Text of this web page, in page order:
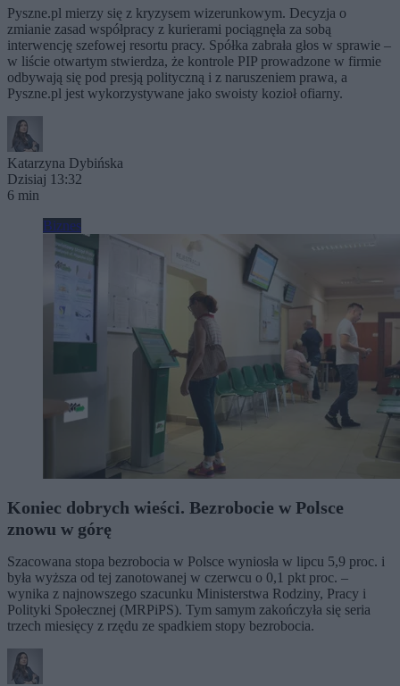
Pyszne.pl mierzy się z kryzysem wizerunkowym. Decyzja o
zmianie zasad współpracy z kurierami pociągnęła za sobą
interwencję szefowej resortu pracy. Spółka zabrała głos w sprawie –
w liście otwartym stwierdza, że kontrole PIP prowadzone w firmie
odbywają się pod presją polityczną i z naruszeniem prawa, a
Pyszne.pl jest wykorzystywane jako swoisty kozioł ofiarny.
Katarzyna Dybińska
Dzisiaj 13:32
6 min
Biznes
Koniec dobrych wieści. Bezrobocie w Polsce
znowu w górę
Szacowana stopa bezrobocia w Polsce wyniosła w lipcu 5,9 proc. i
była wyższa od tej zanotowanej w czerwcu o 0,1 pkt proc. –
wynika z najnowszego szacunku Ministerstwa Rodziny, Pracy i
Polityki Społecznej (MRPiPS). Tym samym zakończyła się seria
trzech miesięcy z rzędu ze spadkiem stopy bezrobocia.